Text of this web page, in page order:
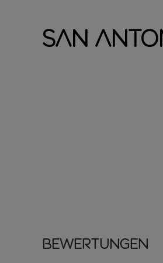
San
Bewertungen